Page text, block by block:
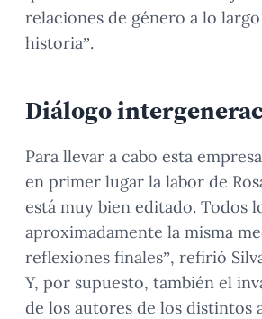
relaciones de género a lo
historia”.
Diálogo
Para llevar a cabo esta
en primer lugar la labor de
está muy bien editado. Todos
aproximadamente la misma
reflexiones finales”, refirió
Y, por supuesto, también el
de los autores de los distintos